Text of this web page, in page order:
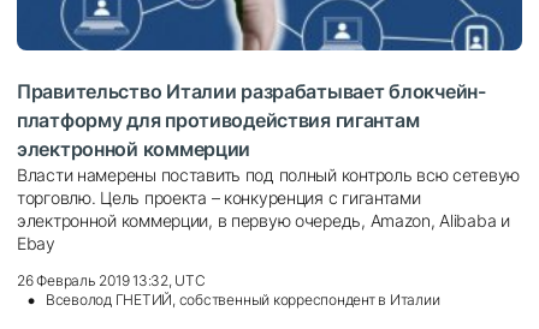
Правительство Италии разрабатывает блокчейн-
платформу для противодействия гигантам
электронной коммерции
Власти намерены поставить под полный контроль всю сетевую
торговлю. Цель проекта – конкуренция с гигантами
электронной коммерции, в первую очередь, Amazon, Alibaba и
Ebay
26 Февраль 2019 13:32, UTC
Всеволод ГНЕТИЙ, собственный корреспондент в Италии